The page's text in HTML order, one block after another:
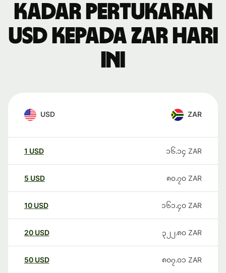
Kadar pertukaran
USD kepada ZAR hari
ini
USD ZAR
1 USD ၁၆.၁၄ ZAR
5 USD ၈၀.၇၀ ZAR
10 USD ၁၆၁.၄၀ ZAR
20 USD ၃၂၂.၈၀ ZAR
50 USD ၈၀၇.၀၁ ZAR